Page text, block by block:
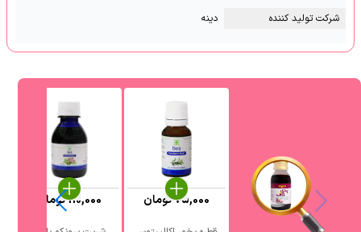
شرکت تولید کننده دینه
75,000تومان 110,000تومان